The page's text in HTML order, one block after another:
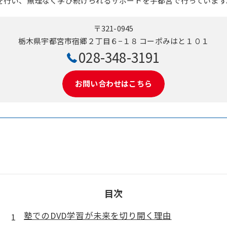
〒321-0945
栃木県宇都宮市宿郷２丁目６−１８ コーポみはと１０１
028-348-3191
お問い合わせはこちら
目次
塾でのDVD学習が未来を切り開く理由